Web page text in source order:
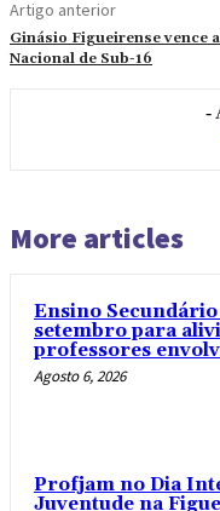
Artigo anterior
Ginásio Figueirense vence
Nacional de Sub-16
-
More articles
Ensino
setembro para
professores
Agosto 6, 2026
Profjam no Dia
Juventude na